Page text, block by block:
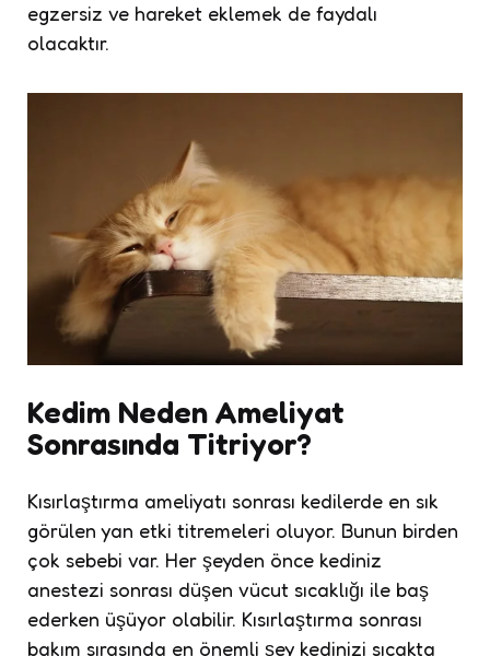
egzersiz ve hareket eklemek de faydalı
olacaktır.
Kedim Neden Ameliyat
Sonrasında Titriyor?
Kısırlaştırma ameliyatı sonrası kedilerde en sık
görülen yan etki titremeleri oluyor. Bunun birden
çok sebebi var. Her şeyden önce kediniz
anestezi sonrası düşen vücut sıcaklığı ile baş
ederken üşüyor olabilir. Kısırlaştırma sonrası
bakım sırasında en önemli şey kedinizi sıcakta